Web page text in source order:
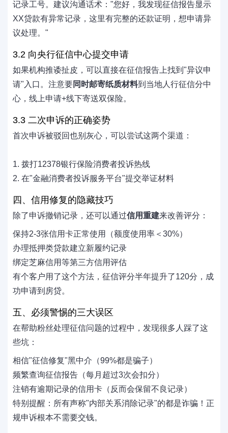
记录工号。建议沟通话术："您好，我发现征信报告显示
XX贷款有异常记录，这里有完整的还款证明，想申请异
议处理。"
3.2 向央行征信中心提交申请
如果机构推诿扯皮，可以直接在征信报告上找到"异议申
请"入口。注意要同时邮寄纸质材料到当地人行征信分中
心，线上申请+线下寄送双保险。
3.3 二次申诉的正确姿势
首次申诉被驳回也别灰心，可以尝试这两个渠道：
1. 拨打12378银行保险消费者投诉热线
2. 在"金融消费者投诉服务平台"提交举证材料
四、信用修复的隐藏技巧
除了申诉撤销记录，还可以通过信用重建来改善评分：
保持2-3张信用卡正常使用（额度使用率＜30%）
办理抵押类贷款建立新履约记录
绑定芝麻信用等第三方信用评估
有个客户用了这个方法，征信评分半年提升了120分，成
功申请到房贷。
五、必须警惕的三大误区
在帮助粉丝处理征信问题的过程中，发现很多人踩了这
些坑：
相信"征信修复"黑中介（99%都是骗子）
频繁查询征信报告（每月超过3次会扣分）
注销有逾期记录的信用卡（反而会保留不良记录）
特别提醒：所有声称"内部关系消除记录"的都是诈骗！正
规申诉根本不需要交钱。